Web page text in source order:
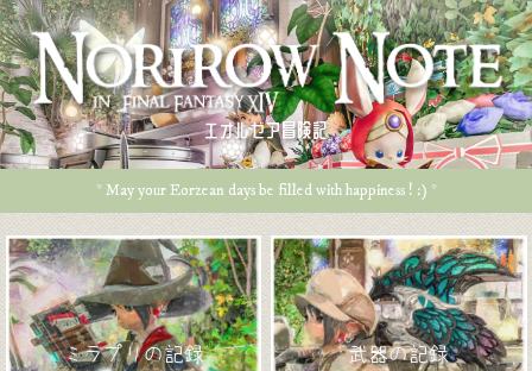
エオルゼア冒険記
* May your Eorzean days be filled with happiness ! :) *
ミラプリの記録 武器の記録